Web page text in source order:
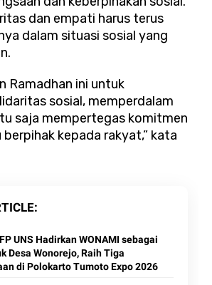
dan empati harus terus
dalam situasi sosial yang
Ramadhan ini untuk
sosial, memperdalam
saja mempertegas komitmen
kepada rakyat,” kata
UNS Hadirkan WONAMI sebagai
Desa Wonorejo, Raih Tiga
di Polokarto Tumoto Expo 2026